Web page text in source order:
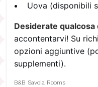
Uova (disponibili
Desiderate
accontentarvi! Su
opzioni aggiuntive
supplementi).
B&B Savoia Rooms